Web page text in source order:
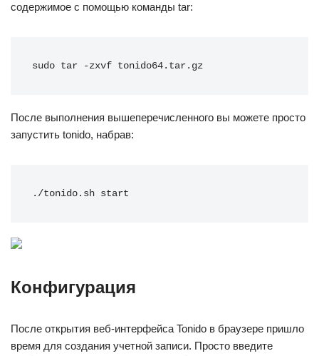
содержимое с помощью команды tar:
sudo tar -zxvf tonido64.tar.gz
После выполнения вышеперечисленного вы можете просто
запустить tonido, набрав:
./tonido.sh start
Конфигурация
После открытия веб-интерфейса Tonido в браузере пришло
время для создания учетной записи. Просто введите